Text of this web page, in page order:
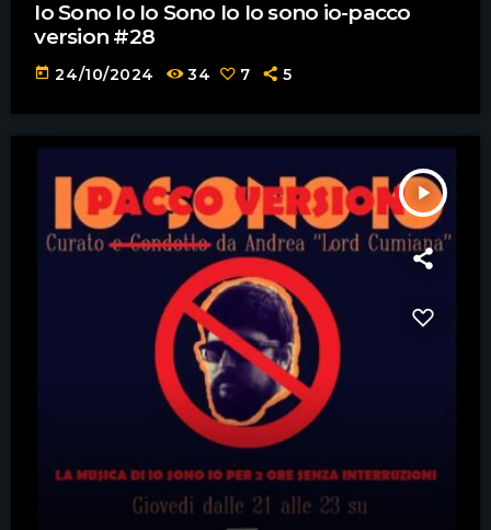
Io Sono Io Io Sono Io Io sono io-pacco
version #28
today 24/10/2024 34 7 5
play_arrow